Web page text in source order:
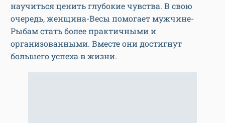
научиться ценить глубокие чувства. В свою
очередь, женщина-Весы помогает мужчине-
Рыбам стать более практичными и
организованными. Вместе они достигнут
большего успеха в жизни.